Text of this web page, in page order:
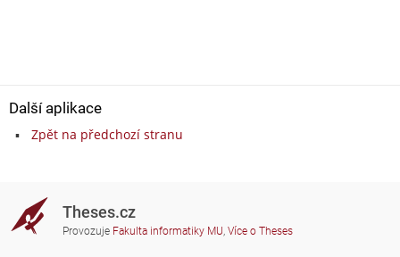
Další aplikace
Zpět na předchozí stranu
Theses.cz
Provozuje Fakulta informatiky MU, Více o Theses